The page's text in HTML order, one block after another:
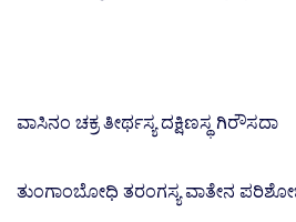
ವಾಸಿನಂ ಚಕ್ರ ತೀರ್ಥಸ್ಯ ದಕ್ಷಿಣಸ್ಥ ಗಿರೌಸದಾ
ತುಂಗಾಂಬೋಧಿ ತರಂಗಸ್ಯ ವಾತೇನ